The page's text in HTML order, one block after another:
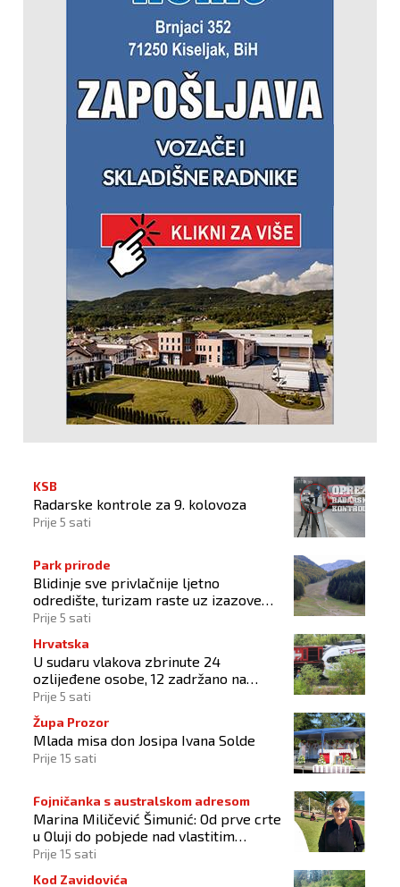
KSB
Radarske kontrole za 9. kolovoza
Prije 5 sati
Park prirode
Blidinje sve privlačnije ljetno
odredište, turizam raste uz izazove
očuvanja prirode
Prije 5 sati
Hrvatska
U sudaru vlakova zbrinute 24
ozlijeđene osobe, 12 zadržano na
liječenju
Prije 5 sati
Župa Prozor
Mlada misa don Josipa Ivana Solde
Prije 15 sati
Fojničanka s australskom adresom
Marina Miličević Šimunić: Od prve crte
u Oluji do pobjede nad vlastitim
„olujama“
Prije 15 sati
Kod Zavidovića